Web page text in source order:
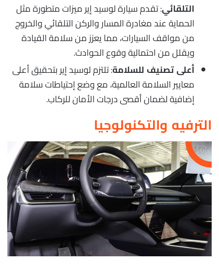
التلقائي: تقدم سيارة لوسيد إير ميزات متطورة مثل
الحماية عند مغادرة المسار والركن التلقائي والخروج
من مواقف السيارات، مما يعزز من سلامة القيادة
ويقلل من احتمالية وقوع الحوادث.
أعلى تصنيف للسلامة: تلتزم لوسيد إير بتحقيق أعلى
معايير السلامة العالمية، مع وضع إحتياطات سلامة
إضافية لضمان أقصى درجات الأمان للركاب.
الترفيه والتكنولوجيا